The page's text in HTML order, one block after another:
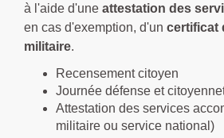
à l'aide d'une attestation des
en cas d'exemption, d'un certificat
militaire.
Recensement citoyen
Journée défense et
Attestation des services
militaire ou service national)